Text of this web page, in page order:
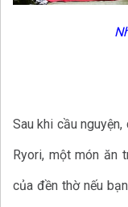
Sau khi cầu
Ryori, một món ăn
của đền thờ nếu